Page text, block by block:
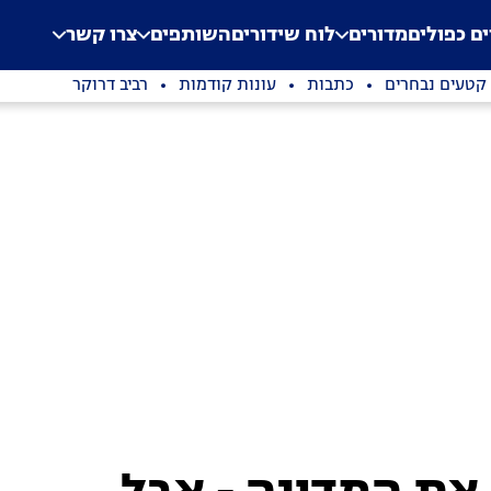
Application error: a
. כפוליםמדורים לוח שידוריםהשותפים צרו קשר
קטעים נבחרים כתבות עונות קודמות רביב דרוקר